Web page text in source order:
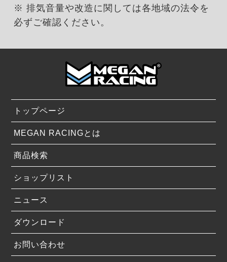
※ 排気音量や改造に関しては各地域の法令を
必ずご確認ください。
トップページ
MEGAN RACINGとは
商品検索
ショップリスト
ニュース
ダウンロード
お問い合わせ